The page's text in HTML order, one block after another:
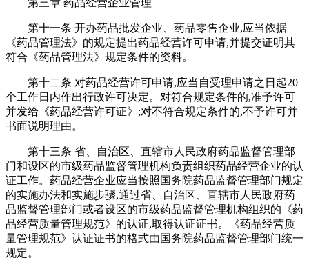
第十一条 开办药品批发企业、药品零售企业,应当依据
《药品管理法》的规定提出药品经营许可申请,并提交证明其
符合《药品管理法》规定条件的资料。
第十二条 对药品经营许可申请,应当自受理申请之日起20
个工作日内作出行政许可决定。对符合规定条件的,准予许可
并发给《药品经营许可证》;对不符合规定条件的,不予许可并
书面说明理由。
第十三条 省、自治区、直辖市人民政府药品监督管理部
门和设区的市级药品监督管理机构负责组织药品经营企业的认
证工作。药品经营企业应当按照国务院药品监督管理部门规定
的实施办法和实施步骤,通过省、自治区、直辖市人民政府药
品监督管理部门或者设区的市级药品监督管理机构组织的《药
品经营质量管理规范》的认证,取得认证证书。《药品经营质
量管理规范》认证证书的格式由国务院药品监督管理部门统一
规定。